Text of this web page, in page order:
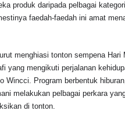
produk daripada pelbagai
faedah-faedah ini amat
menghiasi tonton sempena Hari
yang mengikuti perjalanan
Wincci. Program berbentuk hiburan,
melakukan pelbagai perkara
di tonton.